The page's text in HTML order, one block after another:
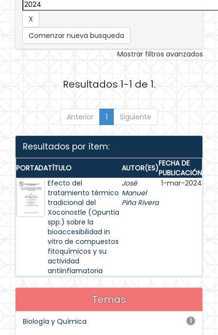
Comenzar nueva busqueda
Mostrar filtros avanzados
Resultados 1-1 de 1.
Anterior 1 Siguiente
Resultados por ítem:
PORTADATÍTULO AUTOR(ES)FECHA DE
PUBLICACIÓN
Efecto del
tratamiento térmico
tradicional del
Xoconostle (Opuntia
spp.) sobre la
bioaccesibilidad in
vitro de compuestos
fitoquímicos y su
actividad
antiinflamatoria
José
Manuel
Piña Rivera
1-mar-2024
Temas
1
Biología y Química